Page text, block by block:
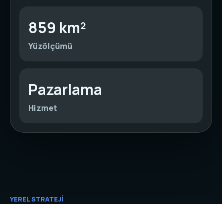
859 km²
Yüzölçümü
Pazarlama
Hizmet
YEREL STRATEJI